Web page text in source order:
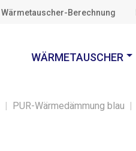
Wärmetauscher-Berechnung
WÄRMETAUSCHER
| PUR-Wärmedämmung blau |